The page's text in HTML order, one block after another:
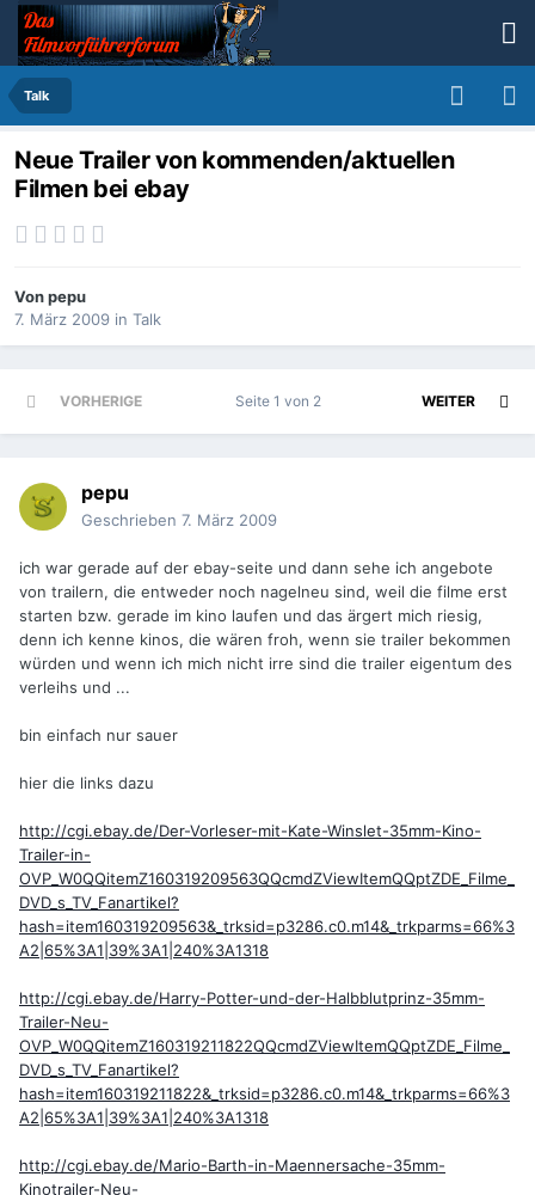
Talk
Neue Trailer von kommenden/aktuellen
Filmen bei ebay
Vonpepu
7. März 2009 in Talk
VORHERIGE WEITER
Seite 1 von 2
pepu
Geschrieben 7. März 2009
ich war gerade auf der ebay-seite und dann sehe ich angebote
von trailern, die entweder noch nagelneu sind, weil die filme erst
starten bzw. gerade im kino laufen und das ärgert mich riesig,
denn ich kenne kinos, die wären froh, wenn sie trailer bekommen
würden und wenn ich mich nicht irre sind die trailer eigentum des
verleihs und ...
bin einfach nur sauer
hier die links dazu
http://cgi.ebay.de/Der-Vorleser-mit-Kate-Winslet-35mm-Kino-
Trailer-in-
OVP_W0QQitemZ160319209563QQcmdZViewItemQQptZDE_Filme_
DVD_s_TV_Fanartikel?
hash=item160319209563&_trksid=p3286.c0.m14&_trkparms=66%3
A2|65%3A1|39%3A1|240%3A1318
http://cgi.ebay.de/Harry-Potter-und-der-Halbblutprinz-35mm-
Trailer-Neu-
OVP_W0QQitemZ160319211822QQcmdZViewItemQQptZDE_Filme_
DVD_s_TV_Fanartikel?
hash=item160319211822&_trksid=p3286.c0.m14&_trkparms=66%3
A2|65%3A1|39%3A1|240%3A1318
http://cgi.ebay.de/Mario-Barth-in-Maennersache-35mm-
Kinotrailer-Neu-